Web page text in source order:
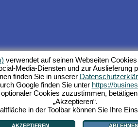
verwendet auf seinen Webseiten
Media-Diensten und zur Auslieferung
finden Sie in unserer
Google finden Sie unter https://
Cookies zuzustimmen,
„Akzeptieren“.
in der Toolbar können Sie Ihre
AKZEPTIEREN ABLEHNEN